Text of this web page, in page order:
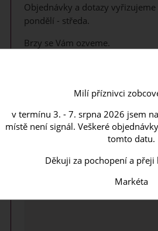
Objednávky a dotazy vyřizujeme
pondělí - středa.
Brzy se Vám ozveme.
Váš telefon
Váš dotaz
Milí příznivci
v termínu 3. - 7. srpna 2026 jsem
místě není signál. Veškeré
tomto datu.
Děkuji za pochopení a přeji
Markéta